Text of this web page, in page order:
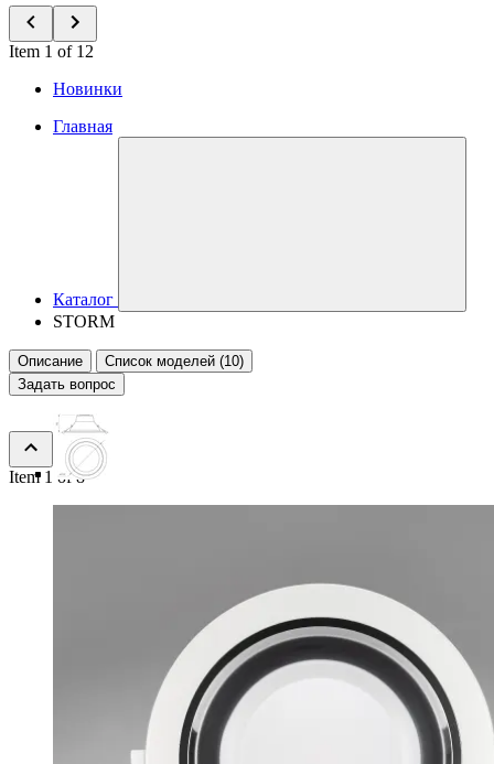
Item 1 of 12
Новинки
Главная
Каталог
STORM
Описание
Список моделей (10)
Задать вопрос
Item 1 of 8